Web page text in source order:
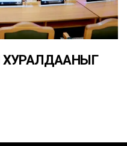
ХУРАЛДААНЫГ